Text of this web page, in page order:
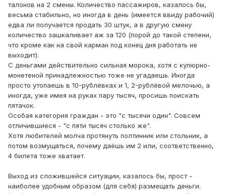
талонов на 2 смены. Количество пассажиров, казалось бы,
весьма стабильно, но иногда в день (имеется ввиду рабочий)
едва ли получается продать 30 штук, а в другую смену
количество зашкаливает аж за 120 (порой до такой степени,
что кроме как на свой карман под конец дня работать не
выходит).
С деньгами действительно сильная морока, хотя с купюрно-
монетеной принадлежностью тоже не угадаешь. Иногда
просто утопаешь в 10-рублёвках и 1, 2-рублёвой мелочью, а
иногда, уже имея на руках пару тысяч, просишь поискать
пятачок.
Особая категория граждан - это "с тысячи один". Совсем
отличившиеся - "с пяти тысяч столько же".
Хотя любителей молча протянуть полтинник или стольник, а
потом возмущаться, почему даёшь им 2 или, соответственно,
4 билета тоже хватает.
Выход из сложившейся ситуации, казалось бы, прост -
наиболее удобным образом (для себя) размещать деньги.